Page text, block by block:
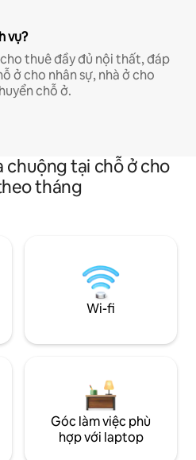
vụ?
thuê đầy đủ nội thất, đáp
ở cho nhân sự, nhà ở cho
chỗ ở.
chuộng tại chỗ ở cho
tháng
Wi-fi
Góc làm việc phù
hợp với laptop